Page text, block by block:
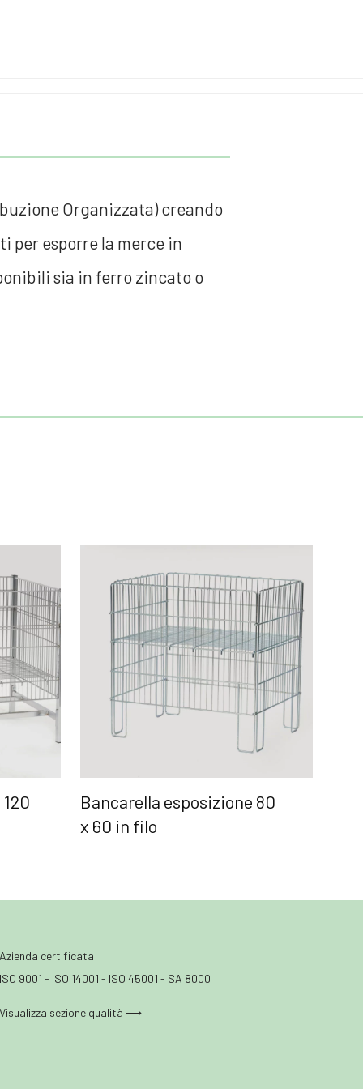
Organizzata) creando
per esporre la merce in
sia in ferro zincato o
Bancarella esposizione 80
x 60 in filo
Azienda certificata:
ISO 9001 - ISO 14001 - ISO 45001 - SA 8000
Visualizza sezione qualità ⟶